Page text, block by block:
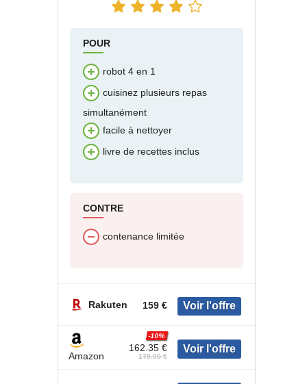
POUR
robot 4 en 1
cuisinez plusieurs repas
simultanément
facile à nettoyer
livre de recettes inclus
CONTRE
contenance limitée
Rakuten 159 €
Amazon
162.35 €
-10%
179.99 €